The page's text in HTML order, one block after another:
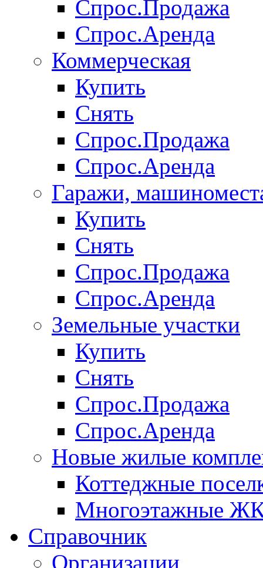
Спрос.Продажа
Спрос.Аренда
Коммерческая
Купить
Снять
Спрос.Продажа
Спрос.Аренда
Гаражи,
Купить
Снять
Спрос.Продажа
Спрос.Аренда
Земельные участки
Купить
Снять
Спрос.Продажа
Спрос.Аренда
Новые жилые
Коттеджные
Многоэтажные
Справочник
Организации